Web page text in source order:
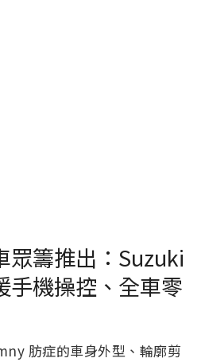
眾籌推出：Suzuki
手機操控、全車零
肪症的車身外型、輪廓剪